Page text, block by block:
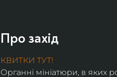
Про захід
КВИТКИ ТУТ!
Органні мініатюри, в яких